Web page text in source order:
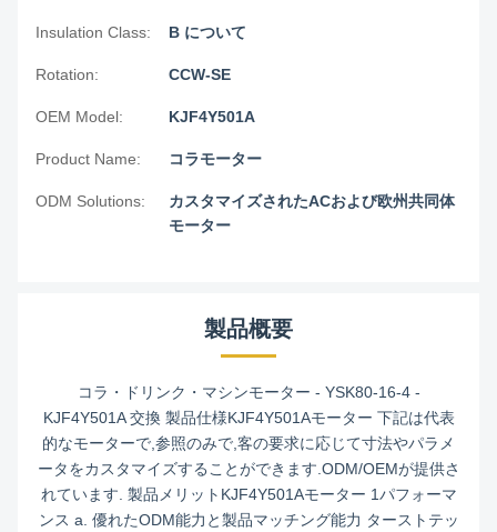
Insulation Class: B について
Rotation: CCW-SE
OEM Model: KJF4Y501A
Product Name: コラモーター
ODM Solutions:
カスタマイズされたACおよび欧州共同体
モーター
製品概要
コラ・ドリンク・マシンモーター - YSK80-16-4 -
KJF4Y501A 交換 製品仕様KJF4Y501Aモーター 下記は代表
的なモーターで,参照のみで,客の要求に応じて寸法やパラメ
ータをカスタマイズすることができます.ODM/OEMが提供さ
れています. 製品メリットKJF4Y501Aモーター 1パフォーマ
ンス a. 優れたODM能力と製品マッチング能力 ターストテッ